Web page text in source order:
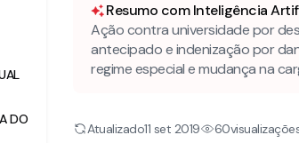
DO
Resumo com Inteligência
Ação contra universidade por
antecipado e indenização por
regime especial e mudança na
Atualizado11 set 2019 60